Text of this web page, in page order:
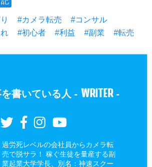
カメラ転売
コンサル
初心者 利益 副業 転売
書いている人 - WRITER-
過労死レベルの会社員からカメラ転
売で脱サラ！ 稼ぐ生徒を量産する副
業起業大学学長、別名：神速スクー